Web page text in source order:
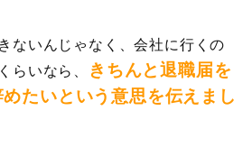
ないんじゃなく、会社に行くの
らいなら、
きちんと退職届を
たいという意思を伝えまし